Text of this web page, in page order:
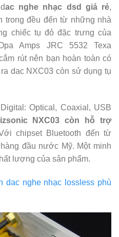
ac nghe nhạc dsd giá rẻ,
trong đều đến từ những nhà
chiếc tụ đỏ đặc trưng của
Amps JRC 5532 Texa
rút nên bạn hoàn toàn có
dac NXC03 còn sử dụng tụ
Optical, Coaxial, USB
NXC03 còn hỗ trợ
chipset Bluetooth đến từ
đầu nước Mỹ. Một minh
lượng của sản phẩm.
dac nghe nhạc lossless phù